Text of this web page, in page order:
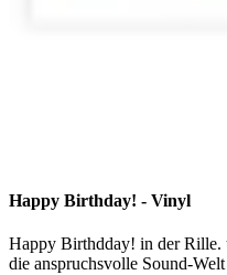
Happy Birthday! - Vinyl
Happy Birthdday! in der Rille.
die anspruchsvolle Sound-Welt